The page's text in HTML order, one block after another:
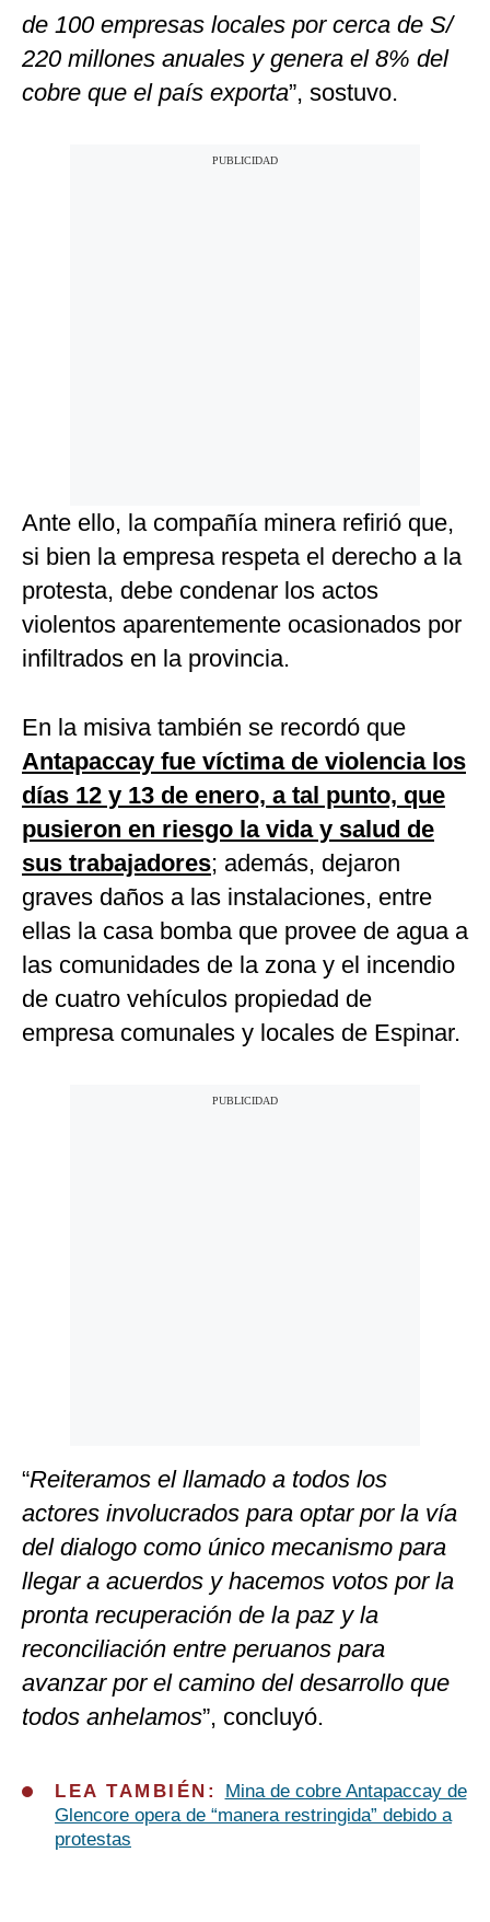
de 100 empresas locales por cerca de S/
220 millones anuales y genera el 8% del
cobre que el país exporta”, sostuvo.
Ante ello, la compañía minera refirió que,
si bien la empresa respeta el derecho a la
protesta, debe condenar los actos
violentos aparentemente ocasionados por
infiltrados en la provincia.
En la misiva también se recordó que
Antapaccay fue víctima de violencia los
días 12 y 13 de enero, a tal punto, que
pusieron en riesgo la vida y salud de
sus trabajadores; además, dejaron
graves daños a las instalaciones, entre
ellas la casa bomba que provee de agua a
las comunidades de la zona y el incendio
de cuatro vehículos propiedad de
empresa comunales y locales de Espinar.
“Reiteramos el llamado a todos los
actores involucrados para optar por la vía
del dialogo como único mecanismo para
llegar a acuerdos y hacemos votos por la
pronta recuperación de la paz y la
reconciliación entre peruanos para
avanzar por el camino del desarrollo que
todos anhelamos”, concluyó.
LEA TAMBIÉN:
Mina de cobre Antapaccay de
Glencore opera de “manera restringida” debido a
protestas